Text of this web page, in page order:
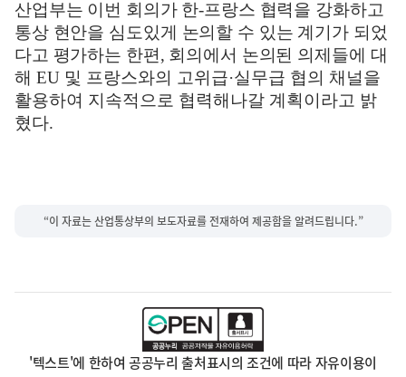
산업부는 이번 회의가 한-프랑스 협력을 강화하고
통상 현안을 심도있게 논의할 수 있는 계기가 되었
다고 평가하는 한편, 회의에서 논의된 의제들에 대
해 EU 및 프랑스와의 고위급·실무급 협의 채널을
활용하여 지속적으로 협력해나갈 계획이라고 밝
혔다.
“이 자료는 산업통상부의 보도자료를 전재하여 제공함을 알려드립니다.”
'텍스트'에 한하여 공공누리 출처표시의 조건에 따라 자유이용이